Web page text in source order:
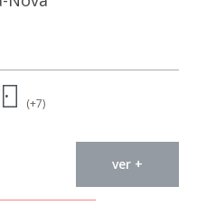
(+7)
ver +